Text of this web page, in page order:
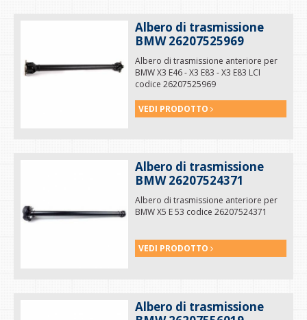
Albero di trasmissione
BMW 26207525969
Albero di trasmissione anteriore per
BMW X3 E46 - X3 E83 - X3 E83 LCI
codice 26207525969
VEDI PRODOTTO
Albero di trasmissione
BMW 26207524371
Albero di trasmissione anteriore per
BMW X5 E 53 codice 26207524371
VEDI PRODOTTO
Albero di trasmissione